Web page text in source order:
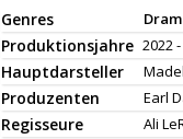
Genres
Produktionsjahre 2022 -
Hauptdarsteller
Produzenten Earl
Regisseure Ali